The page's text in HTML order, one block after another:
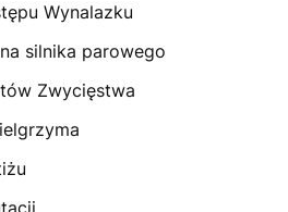
Wynalazku
silnika parowego
Zwycięstwa